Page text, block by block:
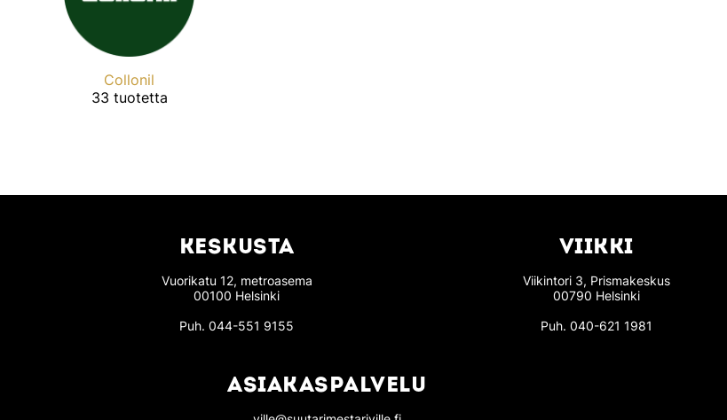
Collonil
33 tuotetta
KESKUSTA
Vuorikatu 12, metroasema
00100 Helsinki
Puh.044-551 9155
VIIKKI
Viikintori 3, Prismakeskus
00790 Helsinki
Puh. 040-621 1981
ASIAKASPALVELU